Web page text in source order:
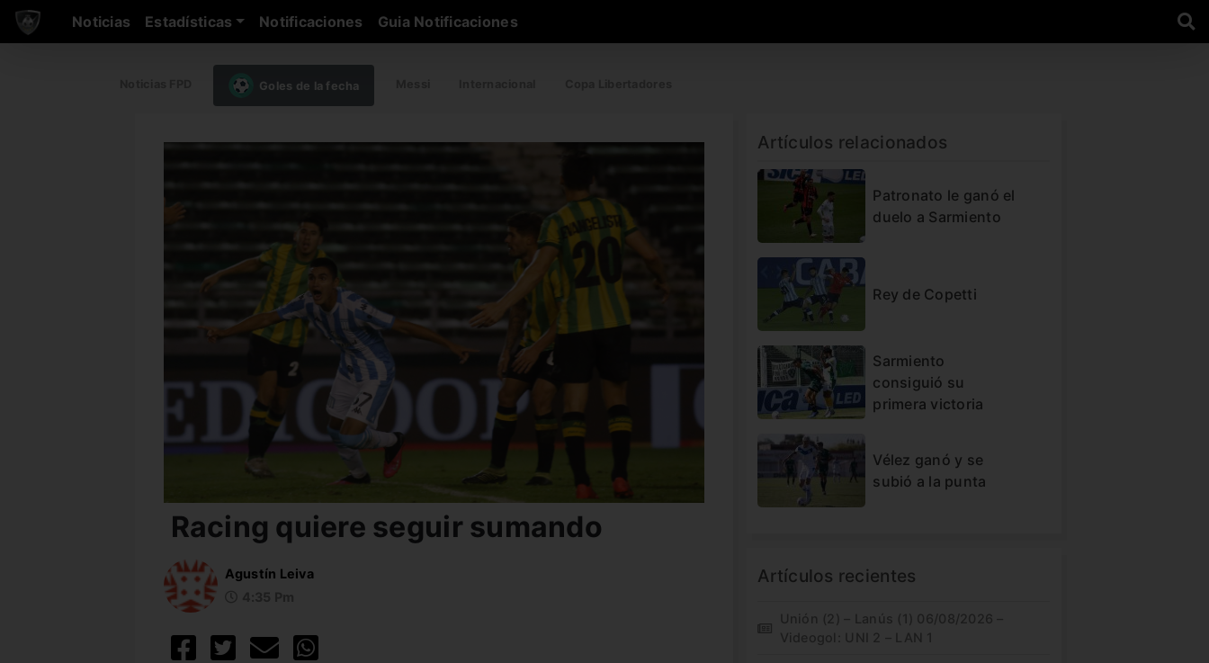
Noticias Estadísticas Notificaciones Guia Notificaciones
Goles de la fecha
Racing quiere seguir sumando
Agustín Leiva
Artículos relacionados
Patronato le ganó el
duelo a Sarmiento
Rey de Copetti
Sarmiento
consiguió su
primera victoria
Vélez ganó y se
subió a la punta
Artículos recientes
Unión (2) – Lanús (1) 06/08/2026 –
Videogol: UNI 2 – LAN 1